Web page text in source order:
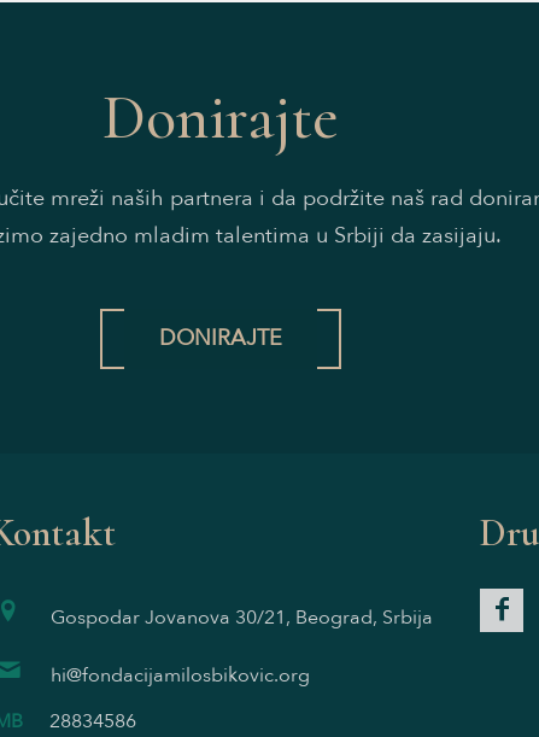
Donirajte
mreži naših partnera i da podržite naš rad
zajedno mladim talentima u Srbiji da zasijaju.
DONIRAJTE
Gospodar Jovanova 30/21, Beograd, Srbija
hi@fondacijamilosbikovic.org
28834586